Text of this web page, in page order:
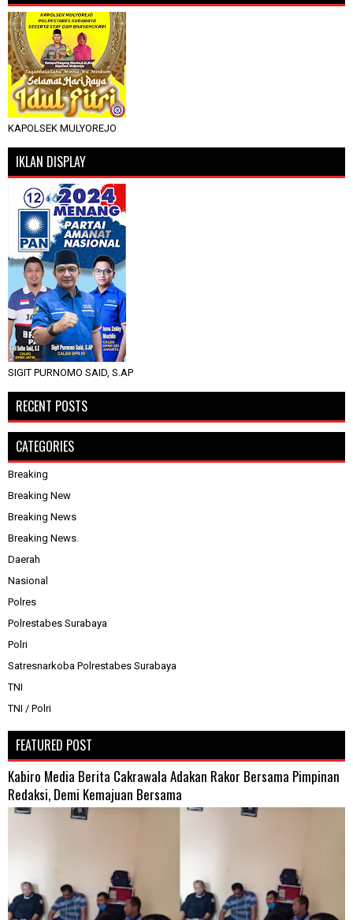
KAPOLSEK MULYOREJO
IKLAN DISPLAY
SIGIT PURNOMO SAID, S.AP
RECENT POSTS
CATEGORIES
Breaking
Breaking New
Breaking News
Breaking News.
Daerah
Nasional
Polres
Polrestabes Surabaya
Polri
Satresnarkoba Polrestabes Surabaya
TNI
TNI / Polri
FEATURED POST
Kabiro Media Berita Cakrawala Adakan Rakor Bersama Pimpinan
Redaksi, Demi Kemajuan Bersama